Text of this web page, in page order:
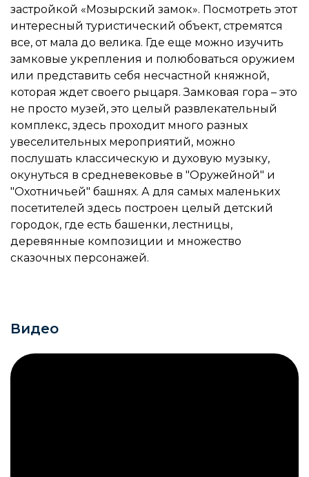
застройкой «Мозырский замок». Посмотреть этот
интересный туристический объект, стремятся
все, от мала до велика. Где еще можно изучить
замковые укрепления и полюбоваться оружием
или представить себя несчастной княжной,
которая ждет своего рыцаря. Замковая гора – это
не просто музей, это целый развлекательный
комплекс, здесь проходит много разных
увеселительных мероприятий, можно
послушать классическую и духовую музыку,
окунуться в средневековье в "Оружейной" и
"Охотничьей" башнях. А для самых маленьких
посетителей здесь построен целый детский
городок, где есть башенки, лестницы,
деревянные композиции и множество
сказочных персонажей.
Видео